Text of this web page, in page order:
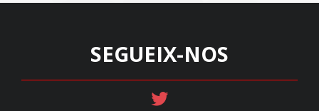
SEGUEIX-NOS